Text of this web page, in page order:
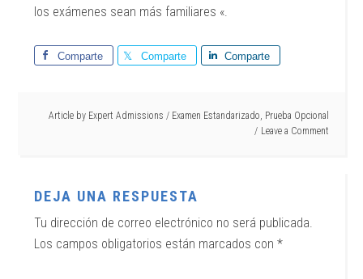
los exámenes sean más familiares «.
Comparte Comparte Comparte
Article by Expert Admissions / Examen Estandarizado, Prueba Opcional
Leave a Comment
DEJA UNA RESPUESTA
Tu dirección de correo electrónico no será publicada.
Los campos obligatorios están marcados con*